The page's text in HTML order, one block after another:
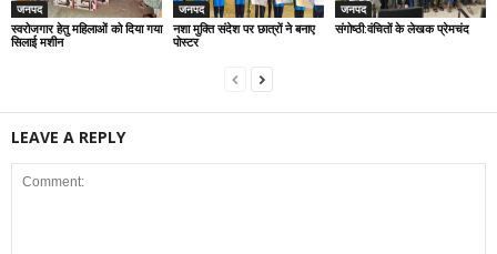
जनपद
स्वरोजगार हेतु महिलाओं को दिया गया
सिलाई मशीन
जनपद
नशा मुक्ति संदेश पर छात्रों ने बनाए
पोस्टर
जनपद
संगोष्ठी:वंचितों के लेखक प्रेमचंद
LEAVE A REPLY